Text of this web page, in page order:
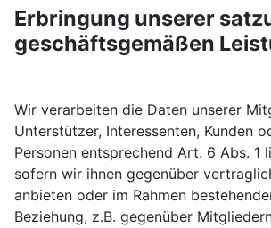
Erbringung unserer
geschäftsgemäßen
Wir verarbeiten die Daten unserer
Unterstützer, Interessenten, Kunden
Personen entsprechend Art. 6 Abs. 1
sofern wir ihnen gegenüber
anbieten oder im Rahmen
Beziehung, z.B. gegenüber